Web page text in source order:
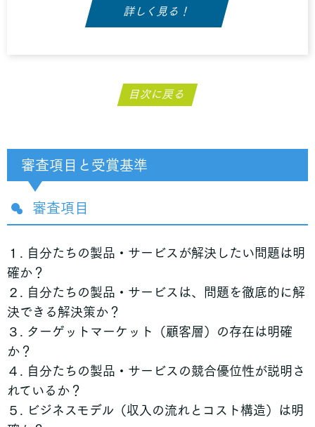
詳しく見る！
目次に戻る
審査項目と受賞基準
審査項目
１. 自分たちの製品・サービスが解決したい問題は明
確か？
２. 自分たちの製品・サービスは、問題を徹底的に解
決できる解決策か？
３. ターゲットマーケット（顧客層）の存在は明確
か？
４. 自分たちの製品・サービスの競合優位性が説明さ
れているか？
５. ビジネスモデル（収入の流れとコスト構造）は明